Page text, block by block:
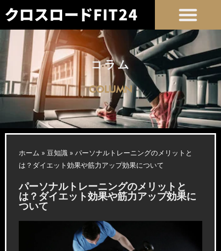
コラム
COLUMN
ホーム » 豆知識 » パーソナルトレーニングのメリットと
は？ダイエット効果や筋力アップ効果について
パーソナルトレーニングのメリットと
は？ダイエット効果や筋力アップ効果に
ついて